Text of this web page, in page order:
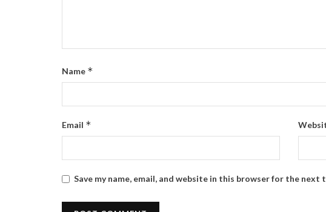
Name *
Email *
Save my name, email, and website in this browser for the next